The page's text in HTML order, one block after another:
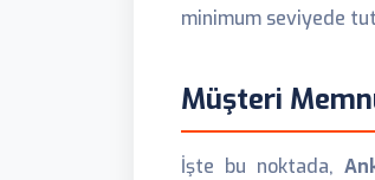
minimum seviyede
Müşteri
İşte bu noktada,